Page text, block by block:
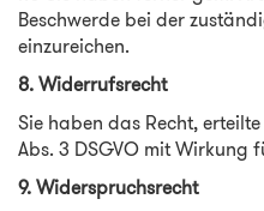
Beschwerde bei der
einzureichen.
8. Widerrufsrecht
Sie haben das Recht,
Abs. 3 DSGVO mit Wirkung
9. Widerspruchsrecht